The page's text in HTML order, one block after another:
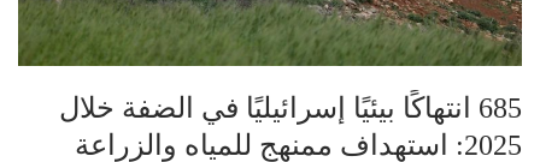
685 انتهاكًا بيئيًا إسرائيليًا في الضفة خلال
2025: استهداف ممنهج للمياه والزراعة